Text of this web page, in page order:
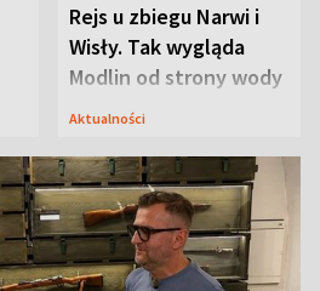
Rejs u zbiegu Narwi i
Wisły. Tak wygląda
Modlin od strony wody
Aktualności